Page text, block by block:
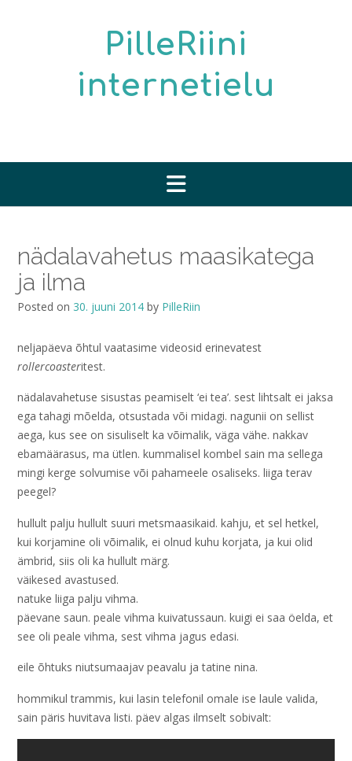
PilleRiini
internetielu
nädalavahetus maasikatega
ja ilma
Posted on 30. juuni 2014 by PilleRiin
neljapäeva õhtul vaatasime videosid erinevatest
rollercoasteritest.
nädalavahetuse sisustas peamiselt ‘ei tea’. sest lihtsalt ei jaksa
ega tahagi mõelda, otsustada või midagi. nagunii on sellist
aega, kus see on sisuliselt ka võimalik, väga vähe. nakkav
ebamäärasus, ma ütlen. kummalisel kombel sain ma sellega
mingi kerge solvumise või pahameele osaliseks. liiga terav
peegel?
hullult palju hullult suuri metsmaasikaid. kahju, et sel hetkel,
kui korjamine oli võimalik, ei olnud kuhu korjata, ja kui olid
ämbrid, siis oli ka hullult märg.
väikesed avastused.
natuke liiga palju vihma.
päevane saun. peale vihma kuivatussaun. kuigi ei saa öelda, et
see oli peale vihma, sest vihma jagus edasi.
eile õhtuks niutsumaajav peavalu ja tatine nina.
hommikul trammis, kui lasin telefonil omale ise laule valida,
sain päris huvitava listi. päev algas ilmselt sobivalt: